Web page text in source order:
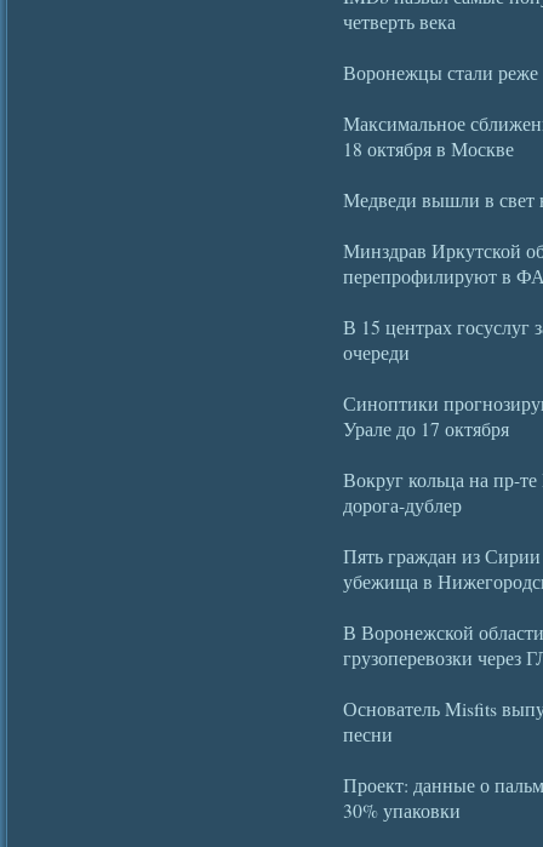
четверть века
Воронежцы стали реже
Максимальное
18 октября в Москве
Медведи вышли в свет
Минздрав Иркутской
перепрофилируют в
В 15 центрах госуслуг
очереди
Синоптики
Урале до 17 октября
Вокруг кольца на пр-
дорога-дублер
Пять граждан из
убежища в
В Воронежской
грузоперевозки
Основатель Misfits
песни
Проект: данные о
30% упаковки